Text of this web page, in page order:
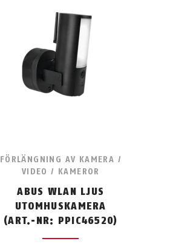
FÖRLÄNGNING AV KAMERA /
VIDEO / KAMEROR
ABUS WLAN LJUS
UTOMHUSKAMERA
(ART.-NR: PPIC46520)